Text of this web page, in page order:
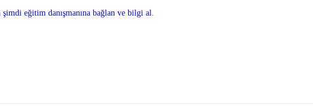
eğitim danışmanına bağlan ve bilgi al.